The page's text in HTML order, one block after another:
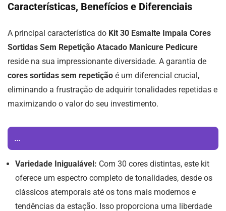
Características, Benefícios e Diferenciais
A principal característica do Kit 30 Esmalte Impala Cores
Sortidas Sem Repetição Atacado Manicure Pedicure
reside na sua impressionante diversidade. A garantia de
cores sortidas sem repetição é um diferencial crucial,
eliminando a frustração de adquirir tonalidades repetidas e
maximizando o valor do seu investimento.
...
Variedade Inigualável: Com 30 cores distintas, este kit
oferece um espectro completo de tonalidades, desde os
clássicos atemporais até os tons mais modernos e
tendências da estação. Isso proporciona uma liberdade